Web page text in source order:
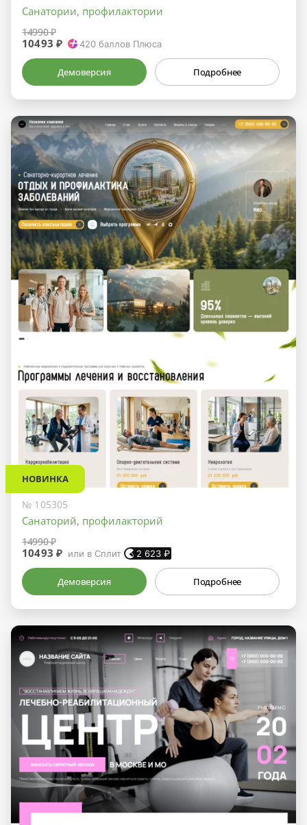
Санатории, профилактории
14990 ₽
10493 ₽ 420 баллов Плюса
Демоверсия Подробнее
НОВИНКА
№ 105305
Санаторий, профилакторий
14990 ₽
10493 ₽ или в Сплит 2 623 ₽
Демоверсия Подробнее